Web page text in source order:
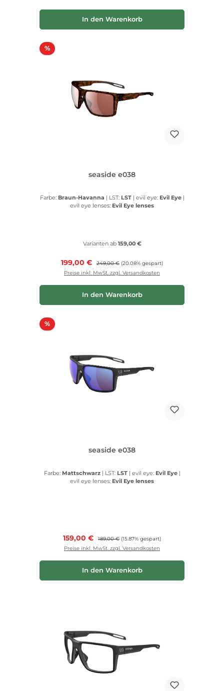
In den Warenkorb
%Rabatt
seaside e038
Farbe: Braun-Havanna | LST: LST | evil eye: Evil Eye |
evil eye lenses: Evil Eye lenses
Varianten ab159,00 €
Verkaufspreis:
199,00 € Regulärer Preis:
249,00 € (20.08% gespart)
Preise inkl. MwSt. zzgl. Versandkosten
In den Warenkorb
%Rabatt
seaside e038
Farbe: Mattschwarz | LST: LST | evil eye: Evil Eye |
evil eye lenses: Evil Eye lenses
Verkaufspreis:
159,00 € Regulärer Preis:
189,00 € (15.87% gespart)
Preise inkl. MwSt. zzgl. Versandkosten
In den Warenkorb